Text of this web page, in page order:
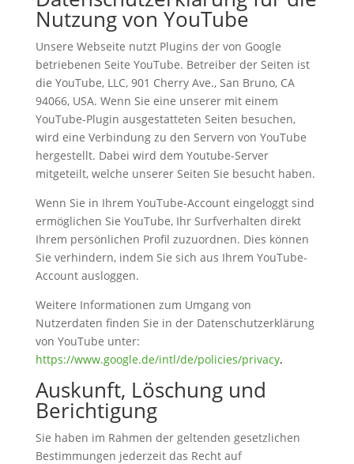
Nutzung von YouTube
Unsere Webseite nutzt Plugins der von Google
betriebenen Seite YouTube. Betreiber der Seiten ist
die YouTube, LLC, 901 Cherry Ave., San Bruno, CA
94066, USA. Wenn Sie eine unserer mit einem
YouTube-Plugin ausgestatteten Seiten besuchen,
wird eine Verbindung zu den Servern von YouTube
hergestellt. Dabei wird dem Youtube-Server
mitgeteilt, welche unserer Seiten Sie besucht haben.
Wenn Sie in Ihrem YouTube-Account eingeloggt sind
ermöglichen Sie YouTube, Ihr Surfverhalten direkt
Ihrem persönlichen Profil zuzuordnen. Dies können
Sie verhindern, indem Sie sich aus Ihrem YouTube-
Account ausloggen.
Weitere Informationen zum Umgang von
Nutzerdaten finden Sie in der Datenschutzerklärung
von YouTube unter:
https://www.google.de/intl/de/policies/privacy.
Auskunft, Löschung und
Berichtigung
Sie haben im Rahmen der geltenden gesetzlichen
Bestimmungen jederzeit das Recht auf